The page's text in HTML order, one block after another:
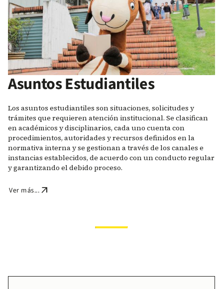
Asuntos Estudiantiles
Los asuntos estudiantiles son situaciones, solicitudes y
trámites que requieren atención institucional. Se clasifican
en académicos y disciplinarios, cada uno cuenta con
procedimientos, autoridades y recursos definidos en la
normativa interna y se gestionan a través de los canales e
instancias establecidos, de acuerdo con un conducto regular
y garantizando el debido proceso.
Ver más... arrow_outward